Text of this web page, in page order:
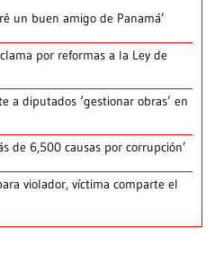
un buen amigo de Panamá’
por reformas a la Ley de
a diputados ‘gestionar obras’ en
de 6,500 causas por corrupción’
violador, víctima comparte el